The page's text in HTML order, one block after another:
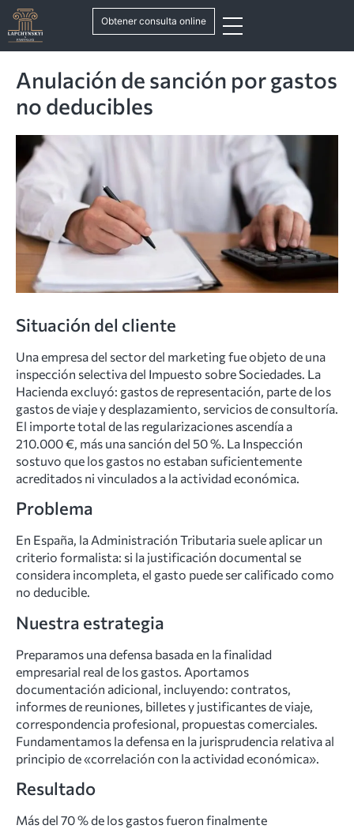
Obtener consulta online
Anulación de sanción por gastos
no deducibles
Situación del cliente
Una empresa del sector del marketing fue objeto de una
inspección selectiva del Impuesto sobre Sociedades. La
Hacienda excluyó: gastos de representación, parte de los
gastos de viaje y desplazamiento, servicios de consultoría.
El importe total de las regularizaciones ascendía a
210.000 €, más una sanción del 50 %. La Inspección
sostuvo que los gastos no estaban suficientemente
acreditados ni vinculados a la actividad económica.
Problema
En España, la Administración Tributaria suele aplicar un
criterio formalista: si la justificación documental se
considera incompleta, el gasto puede ser calificado como
no deducible.
Nuestra estrategia
Preparamos una defensa basada en la finalidad
empresarial real de los gastos. Aportamos
documentación adicional, incluyendo: contratos,
informes de reuniones, billetes y justificantes de viaje,
correspondencia profesional, propuestas comerciales.
Fundamentamos la defensa en la jurisprudencia relativa al
principio de «correlación con la actividad económica».
Resultado
Más del 70 % de los gastos fueron finalmente